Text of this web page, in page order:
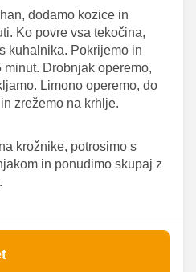
dodamo kozice in
Ko povre vsa tekočina,
kuhalnika. Pokrijemo in
minut. Drobnjak operemo,
Limono operemo, do
zrežemo na krhlje.
krožnike, potrosimo s
in ponudimo skupaj z